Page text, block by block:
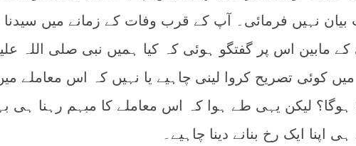
نہیں فرمائی۔ آپ کے قرب وفات کے زمانے میں سیدنا
مابین اس پر گفتگو ہوئی کہ کیا ہمیں نبی صلی اللہ
کوئی تصریح کروا لینی چاہیے یا نہیں کہ اس معاملے
ہوگا؟ لیکن یہی طے ہوا کہ اس معاملے کا مبہم رہنا ہی
اپنا ایک رخ بنانے دینا چاہیے۔